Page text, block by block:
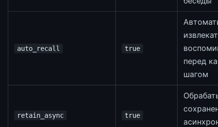
auto_recall true
перед
шагом
retain_async true